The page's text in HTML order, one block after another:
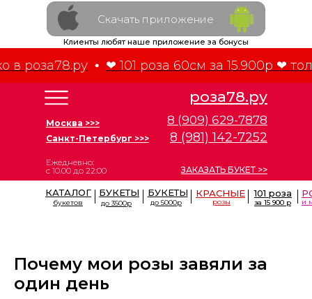
Клиенты любят наше приложение за бонусы
Скачать приложение
роза78.ру ❤ 101 роза 60см за 15.900р ❤
Ежедневно:
с 10.00 до 22:00
роза78.ру
8 (909) 629-7878
Москва >>>
Санкт-Петербург >>>
8 (981) 142-7252
ЗАКАЗАТЬ БУКЕТ >>
101 роза
за 15 900 р
КРАСНЫЕ
розы
КАТАЛОГ
букетов и
БУКЕТЫ
до 5000р
БУКЕТЫ
до 3500р
Почему мои розы завяли за
один день